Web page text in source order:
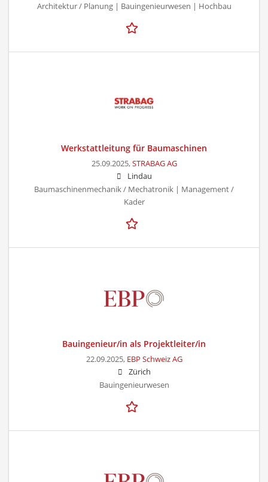
Architektur / Planung | Bauingenieurwesen | Hochbau
Werkstattleitung für Baumaschinen
25.09.2025,STRABAG AG
Lindau
Baumaschinenmechanik / Mechatronik | Management /
Kader
Bauingenieur/in als Projektleiter/in
22.09.2025, EBP Schweiz AG
Zürich
Bauingenieurwesen